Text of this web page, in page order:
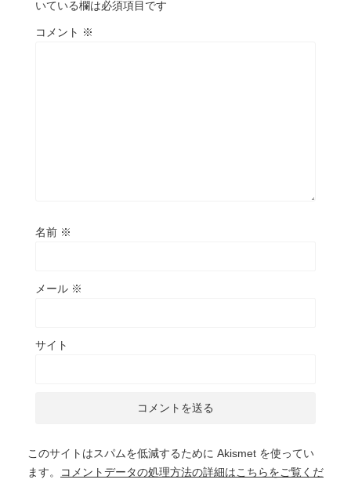
いている欄は必須項目です
コメント ※
名前 ※
メール ※
サイト
このサイトはスパムを低減するために Akismet を使ってい
ます。
コメントデータの処理方法の詳細はこちらをご覧くだ